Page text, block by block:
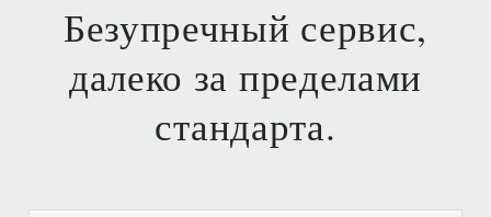
Безупречный сервис,
далеко за пределами
стандарта.